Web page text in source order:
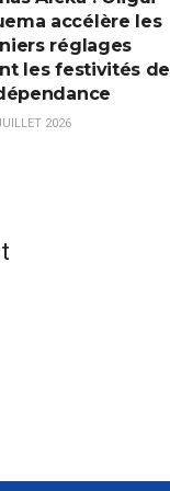
accélère les
réglages
les festivités de
2026